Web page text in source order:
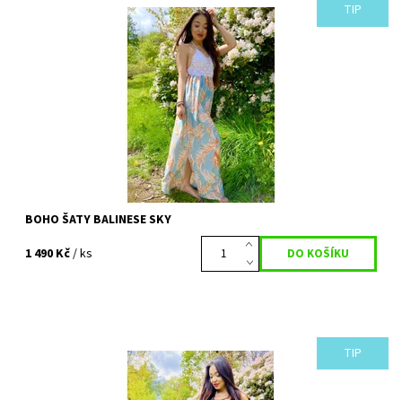
TIP
Nádherné šaty jemné jako samo nebe. Pro všechny krásky z
hlavou věčně někde v oblacích. Tropické listy na nebesky modré
vás zanesou rovnou pod...
Vyprodáno
BOHO ŠATY BALINESE SKY
1 490 Kč/ ks
TIP
Nádherné šaty s exotickým květinovým motivem, ve kterých
bude každá princeznou ze slunečných dálek. Ručně háčkovaný
vršek, který se zavazuje za...